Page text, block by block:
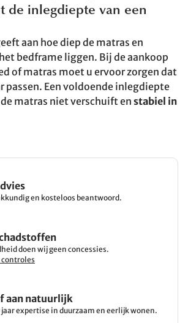
de inlegdiepte van een
aan hoe diep de matras en
bedframe liggen. Bij de aankoop
of matras moet u ervoor zorgen dat
passen. Een voldoende inlegdiepte
matras niet verschuift enstabiel in
en kosteloos beantwoord.
doen wij geen concessies.
controles
aan natuurlijk
expertise in duurzaam en eerlijk wonen.